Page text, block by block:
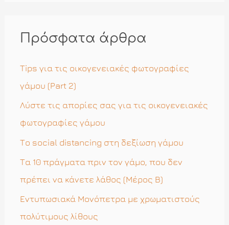
ή
η
σ
η
γ
Πρόσφατα άρθρα
Tips για τις οικογενειακές φωτογραφίες
γάμου (Part 2)
Λύστε τις απορίες σας για τις οικογενειακές
φωτογραφίες γάμου
Το social distancing στη δεξίωση γάμου
Τα 10 πράγματα πριν τον γάμο, που δεν
πρέπει να κάνετε λάθος (Μέρος Β)
Εντυπωσιακά Μονόπετρα με χρωματιστούς
πολύτιμους λίθους